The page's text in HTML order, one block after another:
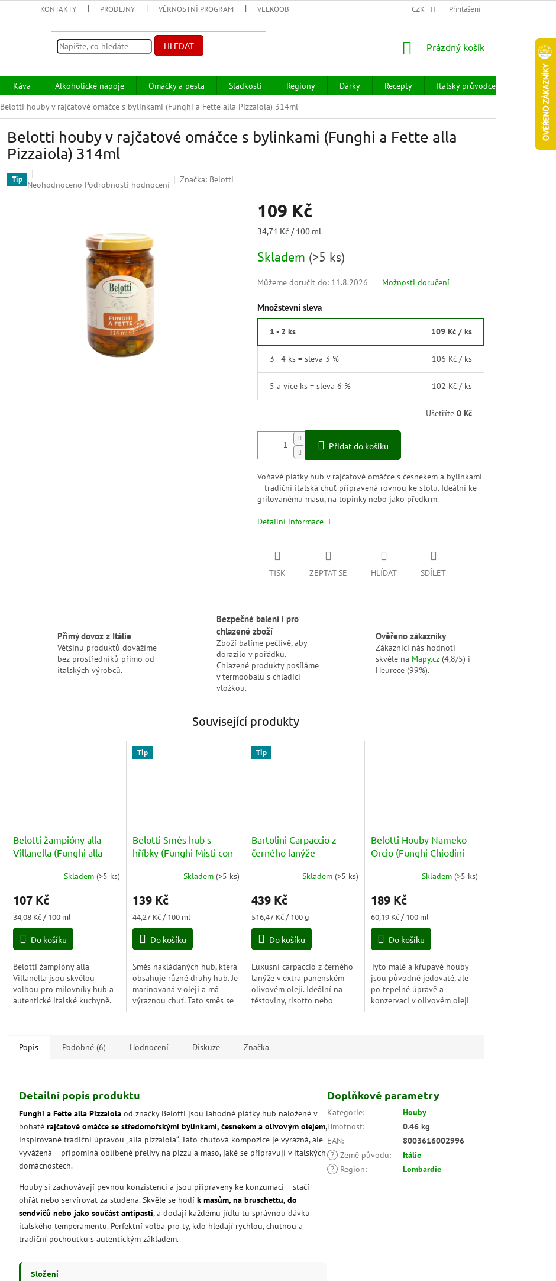
KONTAKTY PRODEJNY VĚRNOSTNÍ PROGRAM VELKOOBCHOD HODNOCENÍ OBCHODU OBCHODNÍ PODMÍNKY
CZK Přihlášení
HLEDAT
NÁKUPNÍ
Prázdný košík
Káva Alkoholické nápoje Omáčky a pesta Sladkosti Regiony Dárky Recepty Italský průvodce
Prodejny
Belotti houby v rajčatové omáčce s bylinkami (Funghi a Fette alla Pizzaiola) 314ml
Belotti houby v rajčatové omáčce s bylinkami (Funghi a Fette alla
Pizzaiola) 314ml
Tip Průměrné
Neohodnoceno Podrobnosti hodnocení
Značka: Belotti
109 Kč
Měrná
34,71 Kč / 100 ml
Skladem (>5 ks)
Můžeme doručit do: 11.8.2026 Možnosti doručení
Množstevní sleva
1 - 2 ks 109 Kč / ks
3 - 4 ks = sleva 3 % 106 Kč / ks
5 a více ks = sleva 6 % 102 Kč / ks
Ušetříte0 Kč
Přidat do košíku
Voňavé plátky hub v rajčatové omáčce s česnekem a bylinkami
– tradiční italská chuť připravená rovnou ke stolu. Ideální ke
grilovanému masu, na topinky nebo jako předkrm.
Detailní informace
TISK ZEPTAT SE HLÍDAT SDÍLET
Přímý dovoz z Itálie
Většinu produktů dovážíme
bez prostředníků přímo od
italských výrobců.
Bezpečné balení i pro
chlazené zboží
Zboží balíme pečlivě, aby
dorazilo v pořádku.
Chlazené produkty posíláme
v termoobalu s chladicí
vložkou.
Ověřeno zákazníky
Zákazníci nás hodnotí
skvěle na Mapy.cz (4,8/5) i
Heurece (99%).
Související produkty
Belotti žampióny alla
Villanella (Funghi alla
Skladem (>5 ks)
107 Kč
Měrná
cena:
34,08 Kč / 100 ml
Do košíku
Belotti žampióny alla
Villanella jsou skvělou
volbou pro milovníky hub a
autentické italské kuchyně.
Tip
Belotti Směs hub s
hříbky (Funghi Misti con
produktu
4,3
5
Skladem (>5 ks)
139 Kč
Měrná
cena:
44,27 Kč / 100 ml
Do košíku
Směs nakládaných hub, která
obsahuje různé druhy hub. Je
marinovaná v oleji a má
výraznou chuť. Tato směs se
Tip
Bartolini Carpaccio z
černého lanýže
Skladem(>5 ks)
439 Kč
Měrná
cena:
516,47 Kč / 100 g
Do košíku
Luxusní carpaccio z černého
lanýže v extra panenském
olivovém oleji. Ideální na
těstoviny, risotto nebo
Belotti Houby Nameko -
Orcio (Funghi Chiodini
produktu
5,0
5
Skladem(>5 ks)
189 Kč
Měrná
cena:
60,19 Kč / 100 ml
Do košíku
Tyto malé a křupavé houby
jsou původně jedovaté, ale
po tepelné úpravě a
konzervaci v olivovém oleji
Popis Podobné (6) Hodnocení Diskuze Značka
Detailní popis produktu
Funghi a Fette alla Pizzaiolaod značky Belotti jsou lahodné plátky hub naložené v
bohaté rajčatové omáčce se středomořskými bylinkami, česnekem a olivovým olejem,
inspirované tradiční úpravou „alla pizzaiola“. Tato chuťová kompozice je výrazná, ale
vyvážená – připomíná oblíbené přelivy na pizzu a maso, jaké se připravují v italských
domácnostech.
Houby si zachovávají pevnou konzistenci a jsou připraveny ke konzumaci – stačí
ohřát nebo servírovat za studena. Skvěle se hodík masům, na bruschettu, do
sendvičů nebo jako součást antipasti, a dodají každému jídlu tu správnou dávku
italského temperamentu. Perfektní volba pro ty, kdo hledají rychlou, chutnou a
tradiční pochoutku s autentickým základem.
Složení
Doplňkové parametry
Kategorie:
Houby
Hmotnost:
0.46 kg
EAN:
8003616002996
? Země původu:
Itálie
?
Region: Lombardie